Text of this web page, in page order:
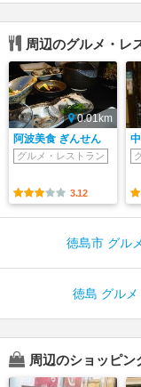
周辺のグルメ・レ
0.01km
阿波美食 ぎんせん
グルメ・レストラン
3.12
徳島市 グル
徳島 グル
周辺のショッピン